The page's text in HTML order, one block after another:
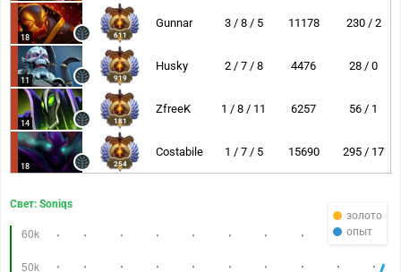
18 611
Gunnar 3 / 8 / 5 11178 230 / 2
11 919
Husky 2 / 7 / 8 4476 28 / 0
14 181
ZfreeK 1 / 8 / 11 6257 56 / 1
18 254
Costabile 1 / 7 / 5 15690 295 / 17
золото
опыт
Свет: Soniqs